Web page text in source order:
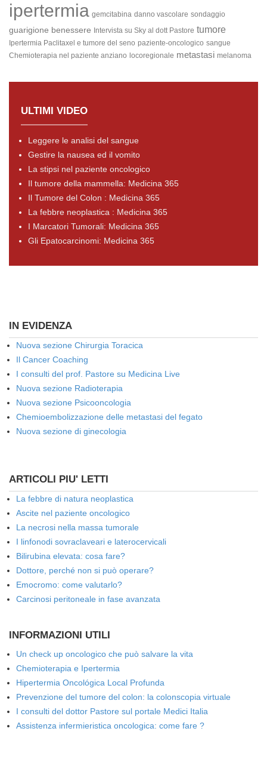
ipertermia gemcitabina danno vascolare sondaggio
guarigione benessere Intervista su Sky al dott Pastore tumore
Ipertermia Paclitaxel e tumore del seno paziente-oncologico sangue
Chemioterapia nel paziente anziano locoregionale metastasi melanoma
ULTIMI VIDEO
Leggere le analisi del sangue
Gestire la nausea ed il vomito
La stipsi nel paziente oncologico
Il tumore della mammella: Medicina 365
Il Tumore del Colon : Medicina 365
La febbre neoplastica : Medicina 365
I Marcatori Tumorali: Medicina 365
Gli Epatocarcinomi: Medicina 365
IN EVIDENZA
Nuova sezione Chirurgia Toracica
Il Cancer Coaching
I consulti del prof. Pastore su Medicina Live
Nuova sezione Radioterapia
Nuova sezione Psicooncologia
Chemioembolizzazione delle metastasi del fegato
Nuova sezione di ginecologia
ARTICOLI PIU' LETTI
La febbre di natura neoplastica
Ascite nel paziente oncologico
La necrosi nella massa tumorale
I linfonodi sovraclaveari e laterocervicali
Bilirubina elevata: cosa fare?
Dottore, perché non si può operare?
Emocromo: come valutarlo?
Carcinosi peritoneale in fase avanzata
INFORMAZIONI UTILI
Un check up oncologico che può salvare la vita
Chemioterapia e Ipertermia
Hipertermia Oncológica Local Profunda
Prevenzione del tumore del colon: la colonscopia virtuale
I consulti del dottor Pastore sul portale Medici Italia
Assistenza infermieristica oncologica: come fare ?